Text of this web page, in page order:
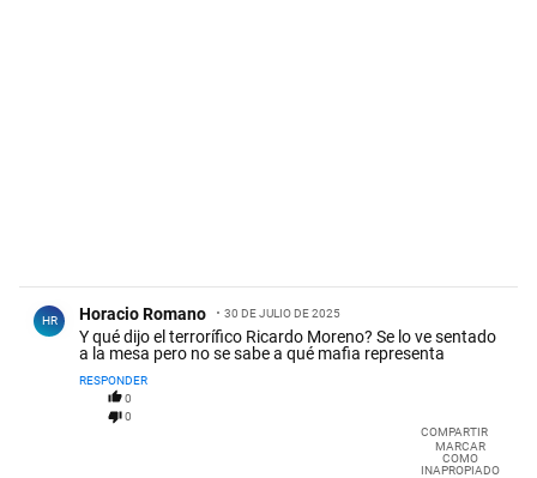
HR Horacio Romano 30 DE JULIO DE 2025
Y qué dijo el terrorífico Ricardo Moreno? Se lo ve sentado
a la mesa pero no se sabe a qué mafia representa
RESPONDER
0
0
COMPARTIR
MARCAR
COMO
INAPROPIADO